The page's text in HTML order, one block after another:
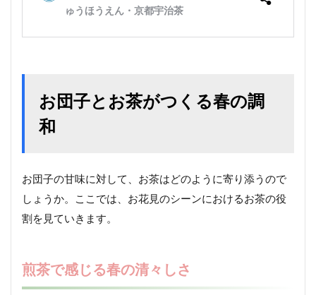
お団子とお茶がつくる春の調
和
お団子の甘味に対して、お茶はどのように寄り添うので
しょうか。ここでは、お花見のシーンにおけるお茶の役
割を見ていきます。
煎茶で感じる春の清々しさ